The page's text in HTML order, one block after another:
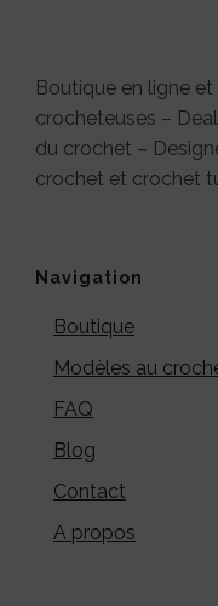
Boutique en ligne
crocheteuses –
du crochet –
crochet et crochet
Navigation
Boutique
Modèles au
FAQ
Blog
Contact
A propos